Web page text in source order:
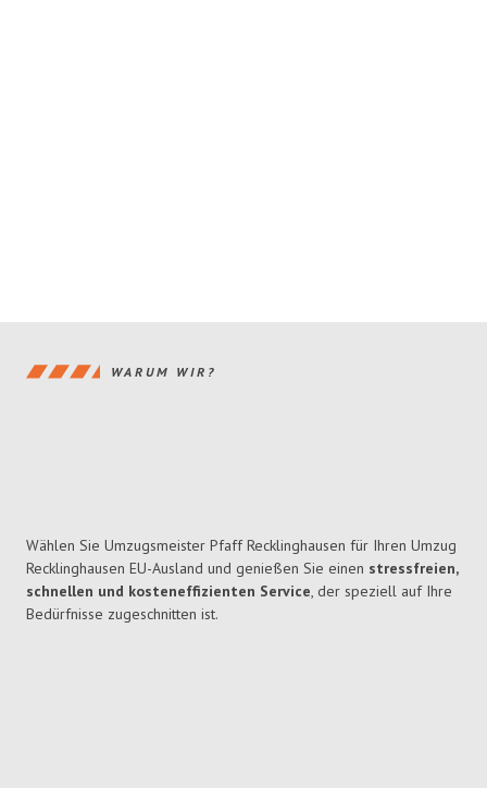
WARUM WIR?
Wählen Sie Umzugsmeister Pfaff Recklinghausen für Ihren Umzug
Recklinghausen EU-Ausland und genießen Sie einen stressfreien,
schnellen und kosteneffizienten Service, der speziell auf Ihre
Bedürfnisse zugeschnitten ist.